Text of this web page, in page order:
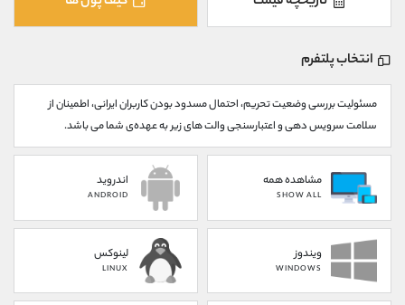
انتخاب پلتفرم
مسئولیت بررسی وضعیت تحریم، احتمال مسدود بودن کاربران ایرانی، اطمینان از
سلامت سرویس دهی و اعتبارسنجی والت های زیر به عهده‌ی شما می باشد.
مشاهده همه
SHOW ALL
اندروید
ANDROID
ویندوز
WINDOWS
لینوکس
LINUX
@alirezamehrabi_official